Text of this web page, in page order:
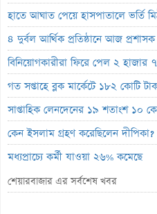
হাতে আঘাত পেয়ে হাসপাতালে ভর্তি
৪ দুর্বল আর্থিক প্রতিষ্ঠানে আজ
বিনিয়োগকারীরা ফিরে পেল ২ হাজার
গত সপ্তাহে ব্লক মার্কেটে ১৮২ কোটি
সাপ্তাহিক লেনদেনের ১৯ শতাংশ ১০
কেন ইসলাম গ্রহণ করেছিলেন
মধ্যপ্রাচ্যে কর্মী যাওয়া ২৬% কমেছে
স্বর্ণ খাতকে আনুষ্ঠানিক শিল্পে আনতে
শেয়ারবাজার এর সর্বশেষ খবর